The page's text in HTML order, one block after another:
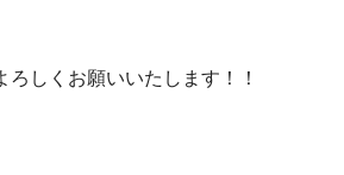
ろしくお願いいたします！！